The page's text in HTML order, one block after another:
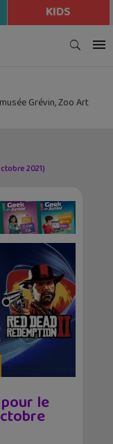
KIDS
Grévin, Zoo Art
2021)
le